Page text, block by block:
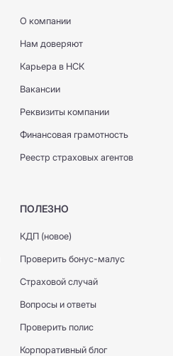
О компании
Нам доверяют
Карьера в НСК
Вакансии
Реквизиты компании
Финансовая грамотность
Реестр страховых агентов
ПОЛЕЗНО
КДП (новое)
Проверить бонус-малус
Страховой случай
Вопросы и ответы
Проверить полис
Корпоративный блог